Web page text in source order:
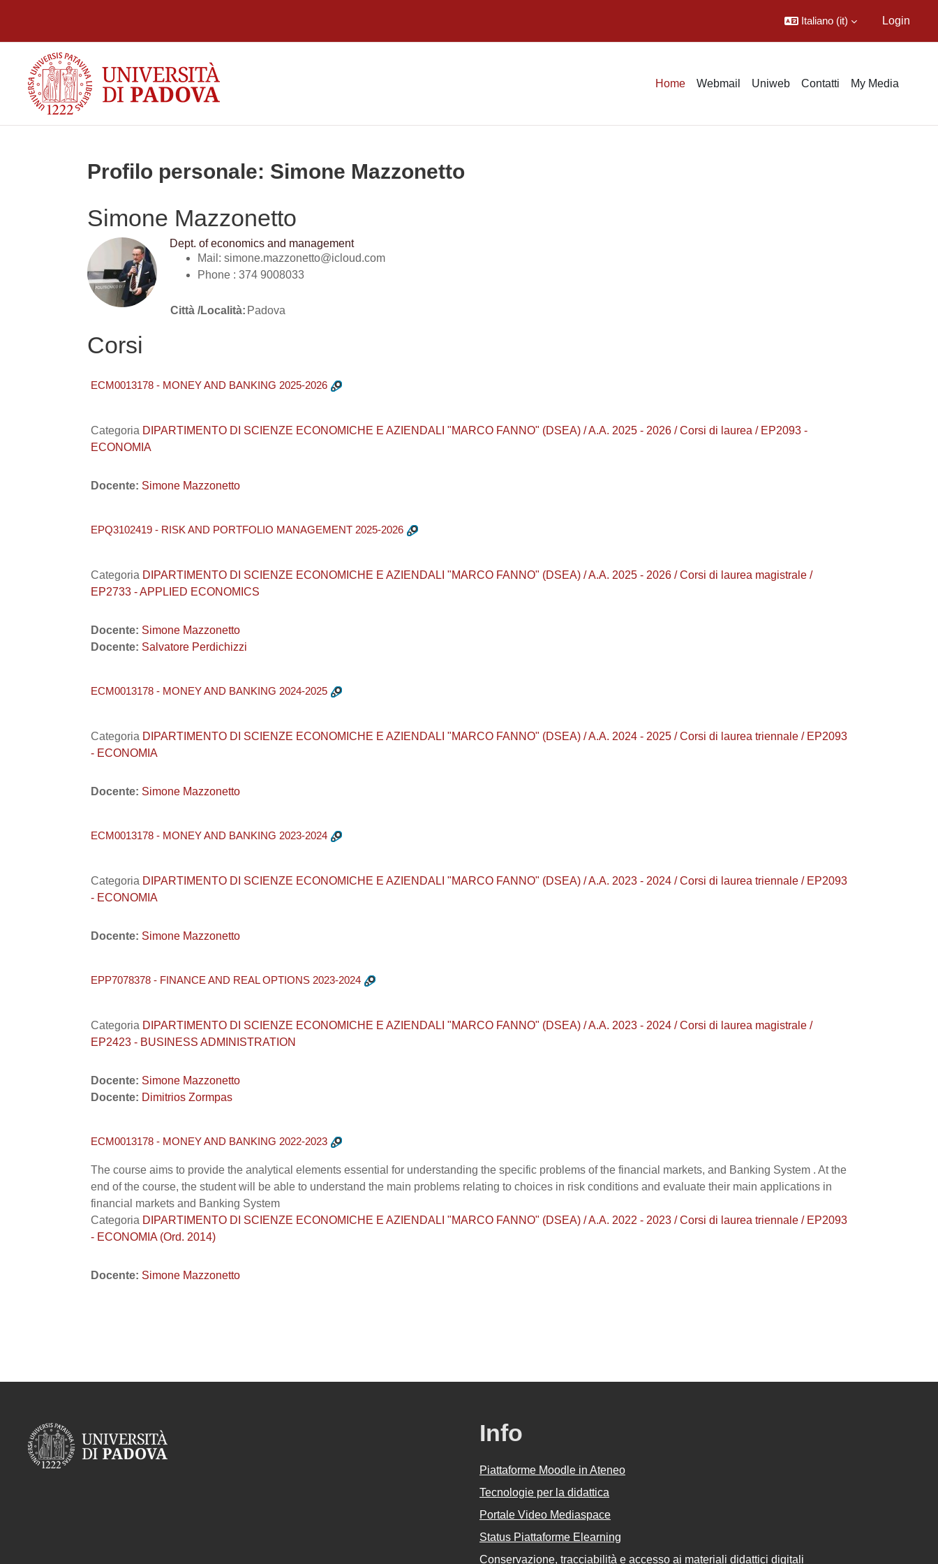
Italiano ‎(it)‎ Login
Home Webmail Uniweb Contatti My Media
Profilo personale: Simone Mazzonetto
Simone Mazzonetto
Dept. of economics and management
Mail: simone.mazzonetto@icloud.com
Phone : 374 9008033
Città /Località: Padova
Corsi
ECM0013178 - MONEY AND BANKING 2025-2026
Categoria DIPARTIMENTO DI SCIENZE ECONOMICHE E AZIENDALI "MARCO FANNO" (DSEA) / A.A. 2025 - 2026 / Corsi di laurea / EP2093 -
ECONOMIA
Docente: Simone Mazzonetto
EPQ3102419 - RISK AND PORTFOLIO MANAGEMENT 2025-2026
Categoria DIPARTIMENTO DI SCIENZE ECONOMICHE E AZIENDALI "MARCO FANNO" (DSEA) / A.A. 2025 - 2026 / Corsi di laurea magistrale /
EP2733 - APPLIED ECONOMICS
Docente: Simone Mazzonetto
Docente: Salvatore Perdichizzi
ECM0013178 - MONEY AND BANKING 2024-2025
Categoria DIPARTIMENTO DI SCIENZE ECONOMICHE E AZIENDALI "MARCO FANNO" (DSEA) / A.A. 2024 - 2025 / Corsi di laurea triennale / EP2093
- ECONOMIA
Docente: Simone Mazzonetto
ECM0013178 - MONEY AND BANKING 2023-2024
Categoria DIPARTIMENTO DI SCIENZE ECONOMICHE E AZIENDALI "MARCO FANNO" (DSEA) / A.A. 2023 - 2024 / Corsi di laurea triennale / EP2093
- ECONOMIA
Docente: Simone Mazzonetto
EPP7078378 - FINANCE AND REAL OPTIONS 2023-2024
Categoria DIPARTIMENTO DI SCIENZE ECONOMICHE E AZIENDALI "MARCO FANNO" (DSEA) / A.A. 2023 - 2024 / Corsi di laurea magistrale /
EP2423 - BUSINESS ADMINISTRATION
Docente: Simone Mazzonetto
Docente: Dimitrios Zormpas
ECM0013178 - MONEY AND BANKING 2022-2023
The course aims to provide the analytical elements essential for understanding the specific problems of the financial markets, and Banking System . At the
end of the course, the student will be able to understand the main problems relating to choices in risk conditions and evaluate their main applications in
financial markets and Banking System
Categoria DIPARTIMENTO DI SCIENZE ECONOMICHE E AZIENDALI "MARCO FANNO" (DSEA) / A.A. 2022 - 2023 / Corsi di laurea triennale / EP2093
- ECONOMIA (Ord. 2014)
Docente: Simone Mazzonetto
Info
Piattaforme Moodle in Ateneo
Tecnologie per la didattica
Portale Video Mediaspace
Status Piattaforme Elearning
Conservazione, tracciabilità e accesso ai materiali didattici digitali